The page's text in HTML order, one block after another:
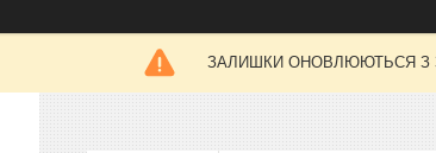
ЗАЛИШКИ ОНОВЛЮЮТЬСЯ З